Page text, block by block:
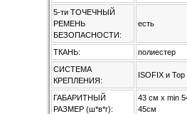
5-ти ТОЧЕЧНЫЙ
РЕМЕНЬ
БЕЗОПАСНОСТИ:
есть
ТКАНЬ:
полиестер
СИСТЕМА
КРЕПЛЕНИЯ:
ISOFIX и Top
ГАБАРИТНЫЙ
РАЗМЕР (ш*в*г):
43 см х min
45см